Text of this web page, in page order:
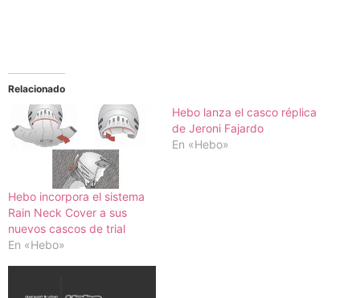
Relacionado
Hebo incorpora el sistema
Rain Neck Cover a sus
nuevos cascos de trial
En «Hebo»
Hebo lanza el casco réplica
de Jeroni Fajardo
En «Hebo»